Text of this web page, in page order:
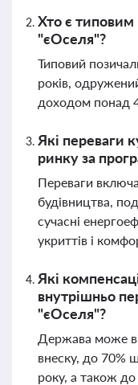
Хто є типовим
"єОселя"?
Типовий
років,
доходом понад
Які переваги
ринку за
Переваги
будівництва,
сучасні
укриттів і
Які
внутрішньо
"єОселя"?
Держава може
внеску, до 70%
року, а також до